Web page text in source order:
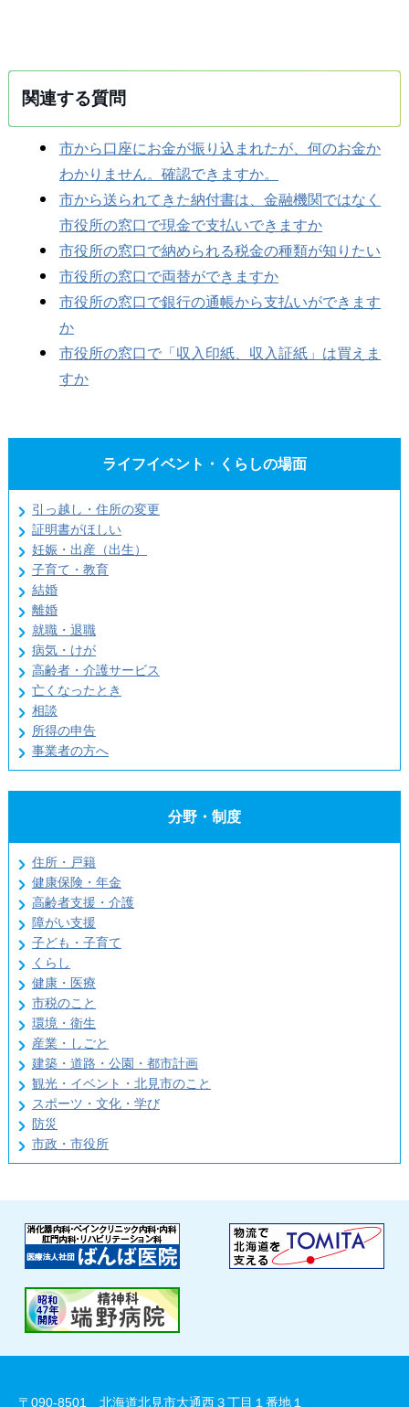
関連する質問
市から口座にお金が振り込まれたが、何のお金か
わかりません。確認できますか。
市から送られてきた納付書は、金融機関ではなく
市役所の窓口で現金で支払いできますか
市役所の窓口で納められる税金の種類が知りたい
市役所の窓口で両替ができますか
市役所の窓口で銀行の通帳から支払いができます
か
市役所の窓口で「収入印紙、収入証紙」は買えま
すか
ライフイベント・くらしの場面
引っ越し・住所の変更
証明書がほしい
妊娠・出産（出生）
子育て・教育
結婚
離婚
就職・退職
病気・けが
高齢者・介護サービス
亡くなったとき
相談
所得の申告
事業者の方へ
分野・制度
住所・戸籍
健康保険・年金
高齢者支援・介護
障がい支援
子ども・子育て
くらし
健康・医療
市税のこと
環境・衛生
産業・しごと
建築・道路・公園・都市計画
観光・イベント・北見市のこと
スポーツ・文化・学び
防災
市政・市役所
〒090-8501 北海道北見市大通西３丁目１番地１